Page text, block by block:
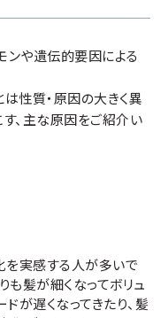
ンや遺伝的要因による
性質・原因の大きく異
、主な原因をご紹介い
を実感する人が多いで
も髪が細くなってボリュ
が遅くなってきたり、髪